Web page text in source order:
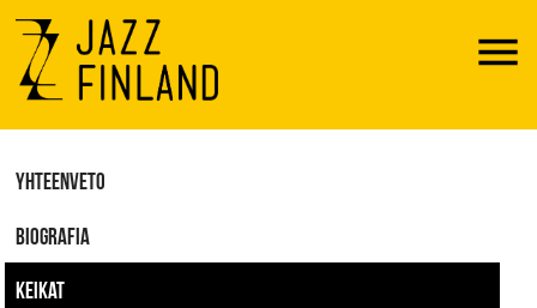
Menu
YHTEENVETO
BIOGRAFIA
KEIKAT